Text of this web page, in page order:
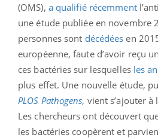
(OMS), a qualifié récemment
une étude publiée en novembre
personnes sont décédées en
européenne, faute d’avoir reçu
ces bactéries sur lesquelles les
plus effet. Une nouvelle étude,
PLOS Pathogens, vient s’ajouter à
Les chercheurs ont découvert
les bactéries coopèrent et